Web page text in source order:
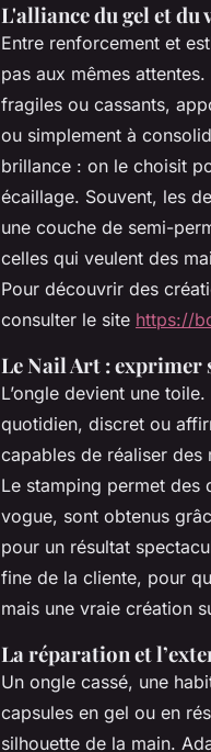
L'alliance du gel et
Entre renforcement et
pas aux mêmes
fragiles ou cassants,
ou simplement à
brillance : on le choisit
écaillage. Souvent, les
une couche de semi-
celles qui veulent des
Pour découvrir des
consulter le site https://
Le Nail Art : exprimer
L’ongle devient une
quotidien, discret ou
capables de réaliser
Le stamping permet des
vogue, sont obtenus
pour un résultat
fine de la cliente, pour
mais une vraie création
La réparation et
Un ongle cassé, une
capsules en gel ou en
silhouette de la main.